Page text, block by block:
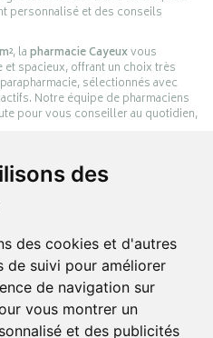
des
des cookies et d'autres
de suivi pour améliorer
de navigation sur
vous montrer un
et des publicités
personnalisé et des conseils
, lapharmacie Cayeuxvous
spacieux, offrant un choix très
sélectionnés avec
Notre équipe de pharmaciens
pour vous conseiller au quotidien,
digital de la pharmacie
– Rang-du-Fliers.
en ligne parmi des milliers de